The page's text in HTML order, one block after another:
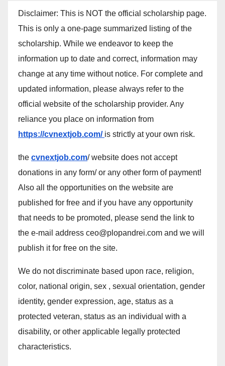
Disclaimer: This is NOT the official scholarship page.
This is only a one-page summarized listing of the
scholarship. While we endeavor to keep the
information up to date and correct, information may
change at any time without notice. For complete and
updated information, please always refer to the
official website of the scholarship provider. Any
reliance you place on information from
https://cvnextjob.com/ is strictly at your own risk.
the cvnextjob.com/ website does not accept
donations in any form/ or any other form of payment!
Also all the opportunities on the website are
published for free and if you have any opportunity
that needs to be promoted, please send the link to
the e-mail address ceo@plopandrei.com and we will
publish it for free on the site.
We do not discriminate based upon race, religion,
color, national origin, sex , sexual orientation, gender
identity, gender expression, age, status as a
protected veteran, status as an individual with a
disability, or other applicable legally protected
characteristics.